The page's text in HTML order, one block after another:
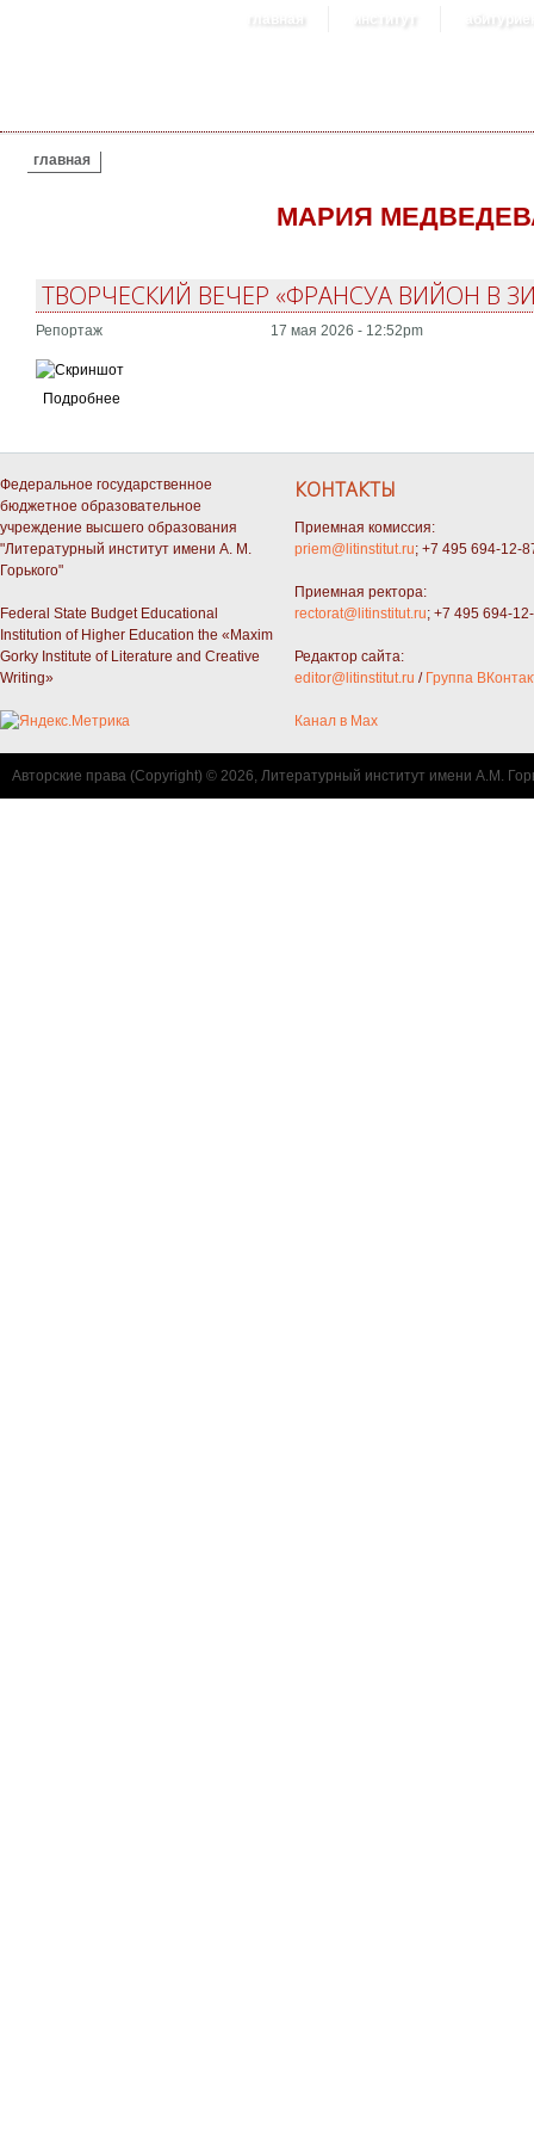
главная институт
ВЫ ЗДЕСЬ
главная
МАРИЯ
ТВОРЧЕСКИЙ ВЕЧЕР «ФРАНСУА ВИЙОН В
Репортаж 17 мая 2026 - 12:52pm
Подробнее
Федеральное государственное
бюджетное образовательное
учреждение высшего образования
"Литературный институт имени А. М.
Горького"
Federal State Budget Educational
Institution of Higher Education the «Maxim
Gorky Institute of Literature and Creative
Writing»
КОНТАКТЫ
Приемная комиссия:
priem@litinstitut.ru; +7 495 694-12-
Приемная ректора:
rectorat@litinstitut.ru; +7 495 694-
Редактор сайта:
editor@litinstitut.ru / Группа
Канал в Max
Авторские права (Copyright) © 2026, Литературный институт имени А.М.